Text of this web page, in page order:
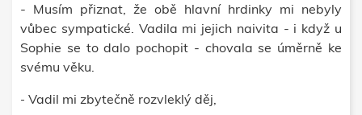
- Musím přiznat, že obě hlavní hrdinky mi nebyly
vůbec sympatické. Vadila mi jejich naivita - i když u
Sophie se to dalo pochopit - chovala se úměrně ke
svému věku.
- Vadil mi zbytečně rozvleklý děj,